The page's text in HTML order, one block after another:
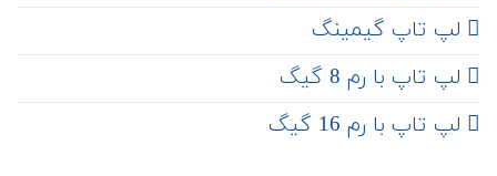
لپ تاپ گیمینگ
لپ تاپ با رم 8 گیگ
لپ تاپ با رم 16 گیگ